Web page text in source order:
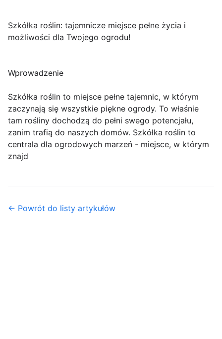
Szkółka roślin: tajemnicze miejsce pełne życia i
możliwości dla Twojego ogrodu!
Wprowadzenie
Szkółka roślin to miejsce pełne tajemnic, w którym
zaczynają się wszystkie piękne ogrody. To właśnie
tam rośliny dochodzą do pełni swego potencjału,
zanim trafią do naszych domów. Szkółka roślin to
centrala dla ogrodowych marzeń - miejsce, w którym
znajd
← Powrót do listy artykułów